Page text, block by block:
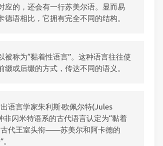
应的，还会有一行苏美尔语。显而易
语相比，它拥有完全不同的结构。
称为“黏着性语言”。这种语言往往使
或后缀的方式，传达不同的语义。
语言学家朱利斯·欧佩尔特(Jules
闪米特语系的古代语言认定为“黏着
古代王室头衔——苏美尔和阿卡德的